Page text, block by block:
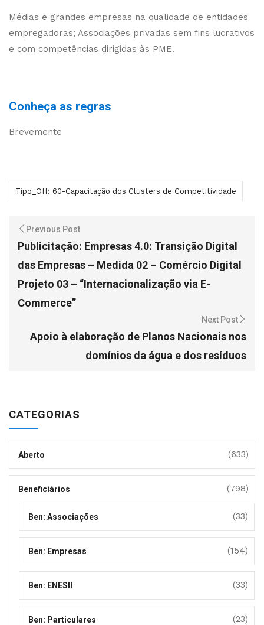
Médias e grandes empresas na qualidade de entidades
empregadoras; Associações privadas sem fins lucrativos
e com competências dirigidas às PME.
Conheça as regras
Brevemente
Tipo_Off: 60-Capacitação dos Clusters de Competitividade
Previous Post
Publicitação: Empresas 4.0: Transição Digital
das Empresas – Medida 02 – Comércio Digital
Projeto 03 – “Internacionalização via E-
Commerce”
Next Post
Apoio à elaboração de Planos Nacionais nos
domínios da água e dos resíduos
CATEGORIAS
Aberto (633)
Beneficiários (798)
Ben: Associações (33)
Ben: Empresas (154)
Ben: ENESII (33)
Ben: Particulares (23)